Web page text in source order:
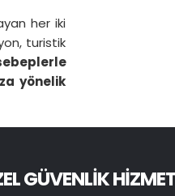
her iki
turistik
yönelik
GÜVENLIK